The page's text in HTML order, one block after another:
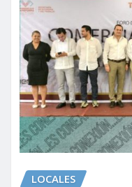
LOCALES